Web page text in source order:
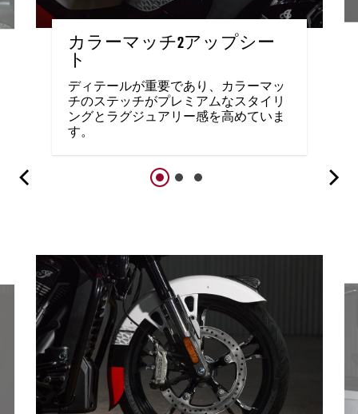
カラーマッチ2アップシー
ト
ディテールが重要であり、カラーマッ
チのステッチがプレミアムなスタイリ
ングとラグジュアリー感を高めていま
す。